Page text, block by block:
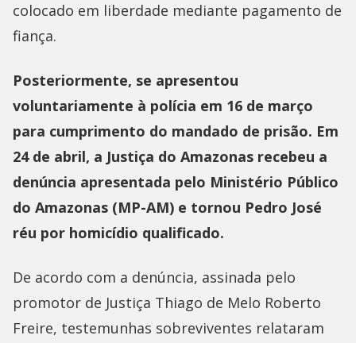
colocado em liberdade mediante pagamento de
fiança.
Posteriormente, se apresentou
voluntariamente à polícia em 16 de março
para cumprimento do mandado de prisão. Em
24 de abril, a Justiça do Amazonas recebeu a
denúncia apresentada pelo Ministério Público
do Amazonas (MP-AM) e tornou Pedro José
réu por homicídio qualificado.
De acordo com a denúncia, assinada pelo
promotor de Justiça Thiago de Melo Roberto
Freire, testemunhas sobreviventes relataram